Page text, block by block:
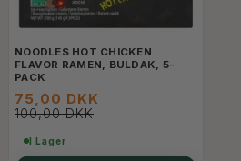
NOODLES HOT CHICKEN
FLAVOR RAMEN, BULDAK, 5-
PACK
75,00 DKK
100,00 DKK
I Lager